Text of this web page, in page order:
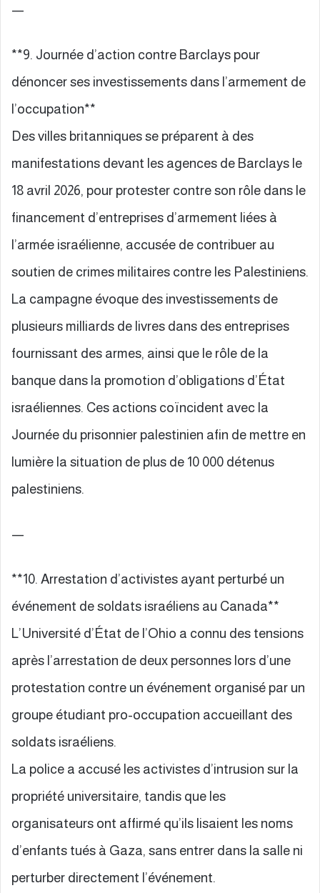
—
**9. Journée d’action contre Barclays pour
dénoncer ses investissements dans l’armement de
l’occupation**
Des villes britanniques se préparent à des
manifestations devant les agences de Barclays le
18 avril 2026, pour protester contre son rôle dans le
financement d’entreprises d’armement liées à
l’armée israélienne, accusée de contribuer au
soutien de crimes militaires contre les Palestiniens.
La campagne évoque des investissements de
plusieurs milliards de livres dans des entreprises
fournissant des armes, ainsi que le rôle de la
banque dans la promotion d’obligations d’État
israéliennes. Ces actions coïncident avec la
Journée du prisonnier palestinien afin de mettre en
lumière la situation de plus de 10 000 détenus
palestiniens.
—
**10. Arrestation d’activistes ayant perturbé un
événement de soldats israéliens au Canada**
L’Université d’État de l’Ohio a connu des tensions
après l’arrestation de deux personnes lors d’une
protestation contre un événement organisé par un
groupe étudiant pro-occupation accueillant des
soldats israéliens.
La police a accusé les activistes d’intrusion sur la
propriété universitaire, tandis que les
organisateurs ont affirmé qu’ils lisaient les noms
d’enfants tués à Gaza, sans entrer dans la salle ni
perturber directement l’événement.